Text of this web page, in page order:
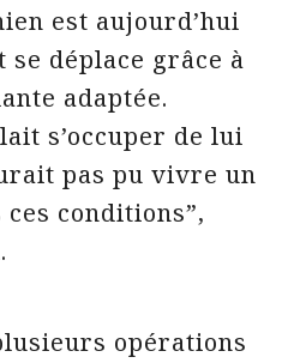
est aujourd’hui
déplace grâce à
adaptée.
s’occuper de lui
pas pu vivre un
conditions”,
.
opérations